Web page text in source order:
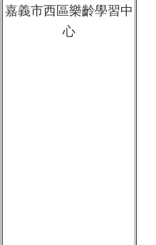
嘉義市西區樂齡學習中
心